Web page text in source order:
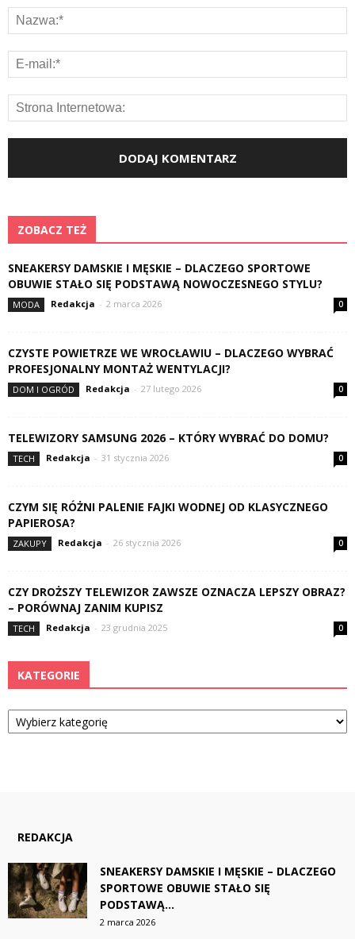
ZOBACZ TEŻ
SNEAKERSY DAMSKIE I MĘSKIE – DLACZEGO SPORTOWE
OBUWIE STAŁO SIĘ PODSTAWĄ NOWOCZESNEGO STYLU?
MODA Redakcja - 2 marca 2026 0
CZYSTE POWIETRZE WE WROCŁAWIU – DLACZEGO WYBRAĆ
PROFESJONALNY MONTAŻ WENTYLACJI?
DOM I OGRÓD Redakcja - 27 lutego 2026 0
TELEWIZORY SAMSUNG 2026 – KTÓRY WYBRAĆ DO DOMU?
TECH Redakcja - 31 stycznia 2026 0
CZYM SIĘ RÓŻNI PALENIE FAJKI WODNEJ OD KLASYCZNEGO
PAPIEROSA?
ZAKUPY Redakcja - 26 stycznia 2026 0
CZY DROŻSZY TELEWIZOR ZAWSZE OZNACZA LEPSZY OBRAZ?
– PORÓWNAJ ZANIM KUPISZ
TECH Redakcja - 23 grudnia 2025 0
KATEGORIE
Kategorie
REDAKCJA
SNEAKERSY DAMSKIE I MĘSKIE – DLACZEGO
SPORTOWE OBUWIE STAŁO SIĘ
PODSTAWĄ...
2 marca 2026